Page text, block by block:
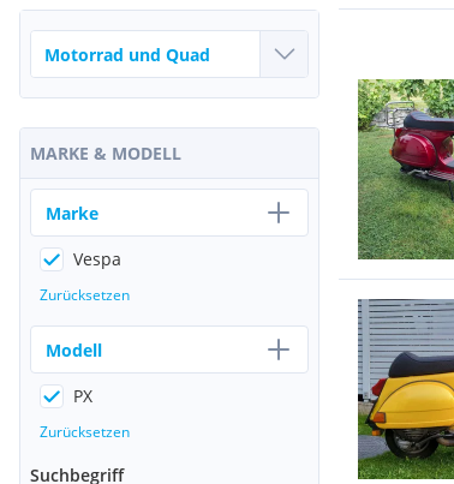
MARKE & MODELL
Marke
Vespa
Zurücksetzen
Modell
PX
Zurücksetzen
Suchbegriff